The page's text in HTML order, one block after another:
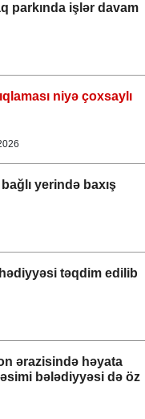
parkında işlər davam
niyə çoxsaylı
yerində baxış
hədiyyəsi təqdim edilib
ərazisində həyata
bələdiyyəsi də öz